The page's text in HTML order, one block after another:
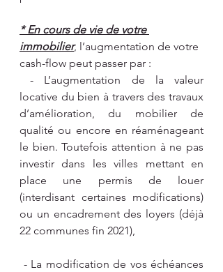
* En cours de vie de votre
immobilier, l’augmentation de votre
cash-flow peut passer par :
- L’augmentation de la valeur
locative du bien à travers des travaux
d’amélioration, du mobilier de
qualité ou encore en réaménageant
le bien. Toutefois attention à ne pas
investir dans les villes mettant en
place une permis de louer
(interdisant certaines modifications)
ou un encadrement des loyers (déjà
22 communes fin 2021),